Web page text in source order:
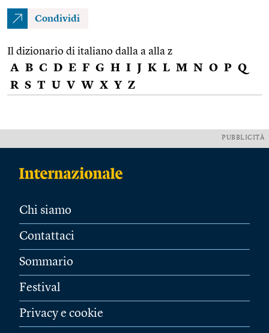
Condividi
Il dizionario di italiano dalla a alla z
A B C D E F G H I J K L M N O P Q
R S T U V W X Y Z
PUBBLICITÀ
Chi siamo
Contattaci
Sommario
Festival
Privacy e cookie